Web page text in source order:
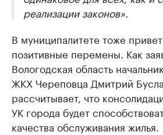
реализации законов».
В муниципалитете тоже
позитивные перемены. Как
Вологодская область
ЖКХ Череповца Дмитрий
рассчитывает, что
УК города будет
качества обслуживания жилья.